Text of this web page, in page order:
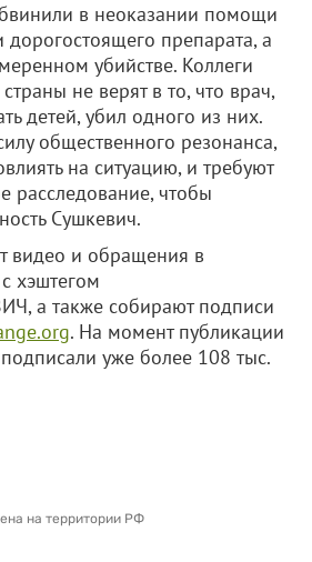
в неоказании помощи
препарата, а
убийстве. Коллеги
не верят в то, что врач,
детей, убил одного из них.
общественного резонанса,
на ситуацию, и требуют
расследование, чтобы
Сушкевич.
видео и обращения в
хэштегом
а также собирают подписи
. На момент публикации
уже более 108 тыс.
на территории РФ